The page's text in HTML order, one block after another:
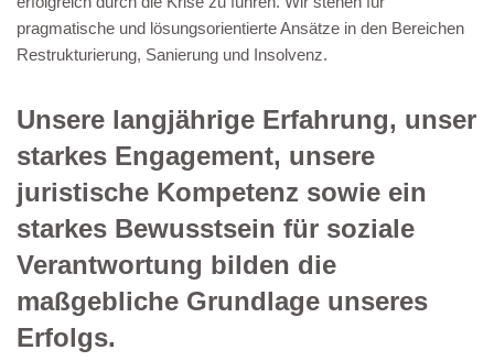
pragmatische und lösungsorientierte Ansätze in den Bereichen
Restrukturierung, Sanierung und Insolvenz.
Unsere langjährige Erfahrung, unser
starkes Engagement, unsere
juristische Kompetenz sowie ein
starkes Bewusstsein für soziale
Verantwortung bilden die
maßgebliche Grundlage unseres
Erfolgs.